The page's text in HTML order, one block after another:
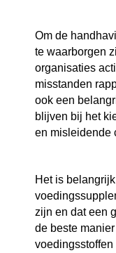
Om de
te waarborgen
organisaties
misstanden
ook een
blijven bij het
en misleidende
Het is
zijn en dat een
de beste